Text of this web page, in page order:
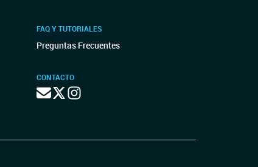
FAQ Y TUTORIALES
Preguntas Frecuentes
CONTACTO